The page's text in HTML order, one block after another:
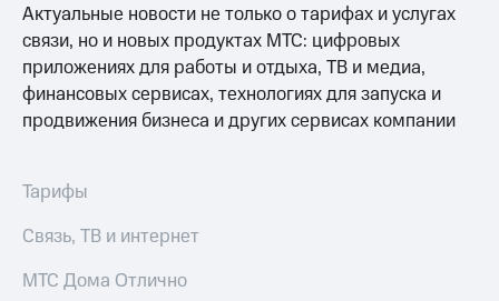
Достижения
Интервью
Финансовая
Новости
в
регионе
Актуальные новости не только о тарифах и услугах
связи, но и новых продуктах МТС: цифровых
приложениях для работы и отдыха, ТВ и медиа,
финансовых сервисах, технологиях для запуска и
продвижения бизнеса и других сервисах компании
Тарифы
Связь, ТВ и интернет
МТС Дома Отлично